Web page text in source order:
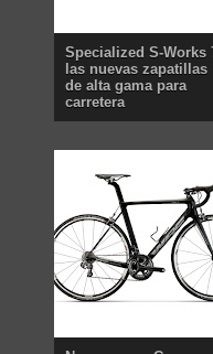
Specialized S-Works
las nuevas zapatillas
de alta gama para
carretera